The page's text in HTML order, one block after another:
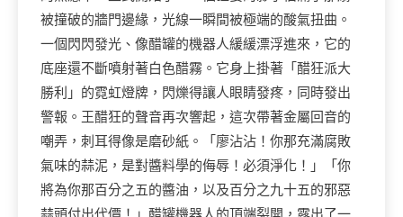
被撞破的牆門邊緣，光線一瞬間被極端的酸氣扭曲。
一個閃閃發光、像醋罐的機器人緩緩漂浮進來，它的
底座還不斷噴射著白色醋霧。它身上掛著「醋狂派大
勝利」的霓虹燈牌，閃爍得讓人眼睛發疼，同時發出
警報。王醋狂的聲音再次響起，這次帶著金屬回音的
嘲弄，刺耳得像是磨砂紙。「廖沾沾！你那充滿腐敗
氣味的蒜泥，是對醬料學的侮辱！必須淨化！」「你
將為你那百分之五的醬油，以及百分之九十五的邪惡